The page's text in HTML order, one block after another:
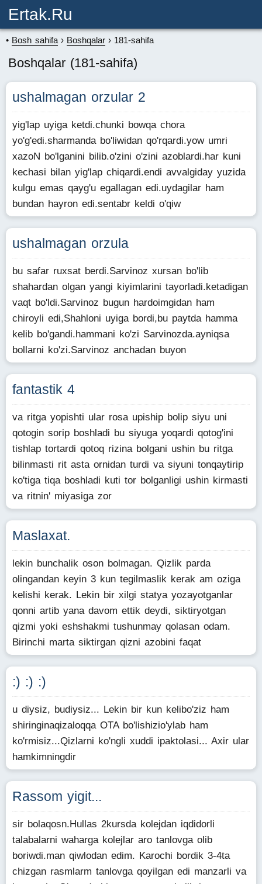
Ertak.ru
Bosh sahifa Boshqalar 181-sahifa
Boshqalar (181-sahifa)
ushalmagan orzular 2
yig'lap uyiga ketdi.chunki bowqa chora
yo'g'edi.sharmanda bo'liwidan qo'rqardi.yow umri
xazoN bo'lganini bilib.o'zini o'zini azoblardi.har kuni
kechasi bilan yig'lap chiqardi.endi avvalgiday yuzida
kulgu emas qayg'u egallagan edi.uydagilar ham
bundan hayron edi.sentabr keldi o'qiw
ushalmagan orzula
bu safar ruxsat berdi.Sarvinoz xursan bo'lib
shahardan olgan yangi kiyimlarini tayorladi.ketadigan
vaqt bo'ldi.Sarvinoz bugun hardoimgidan ham
chiroyli edi,Shahloni uyiga bordi,bu paytda hamma
kelib bo'gandi.hammani ko'zi Sarvinozda.ayniqsa
bollarni ko'zi.Sarvinoz anchadan buyon
fantastik 4
va ritga yopishti ular rosa upiship bolip siyu uni
qotogin sorip boshladi bu siyuga yoqardi qotog'ini
tishlap tortardi qotoq rizina bolgani ushin bu ritga
bilinmasti rit asta ornidan turdi va siyuni tonqaytirip
ko'tiga tiqa boshladi kuti tor bolganligi ushin kirmasti
va ritnin' miyasiga zor
Maslaxat.
lekin bunchalik oson bolmagan. Qizlik parda
olingandan keyin 3 kun tegilmaslik kerak am oziga
kelishi kerak. Lekin bir xilgi statya yozayotganlar
qonni artib yana davom ettik deydi, siktiryotgan
qizmi yoki eshshakmi tushunmay qolasan odam.
Birinchi marta siktirgan qizni azobini faqat
:) :) :)
u diysiz, budiysiz... Lekin bir kun kelibo'ziz ham
shiringinaqizaloqqa OTA bo'lishizio'ylab ham
ko'rmisiz...Qizlarni ko'ngli xuddi ipaktolasi... Axir ular
hamkimningdir
Rassom yigit...
sir bolaqosn.Hullas 2kursda kolejdan iqdidorli
talabalarni waharga kolejlar aro tanlovga olib
boriwdi.man qiwlodan edim. Karochi bordik 3-4ta
chizgan rasmlarm tanlovga qoyilgan edi manzarli va